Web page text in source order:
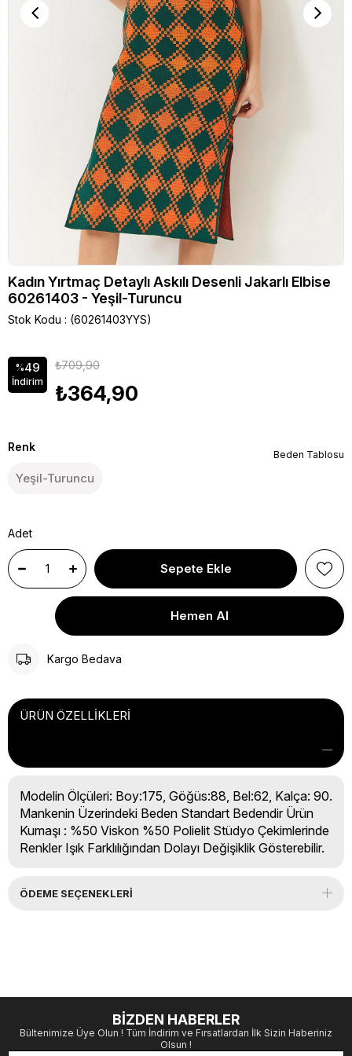
Kadın Yırtmaç Detaylı Askılı Desenli Jakarlı Elbise
60261403 - Yeşil-Turuncu
Stok Kodu (60261403YYS)
%49
İndirim
₺709,90
₺364,90
Renk
Yeşil-Turuncu
Beden Tablosu
Adet
Kargo Bedava
ÜRÜN ÖZELLIKLERI
Modelin Ölçüleri: Boy:175, Göğüs:88, Bel:62, Kalça: 90.
Mankenin Üzerindeki Beden Standart Bedendir Ürün
Kumaşı : %50 Viskon %50 Polielit Stüdyo Çekimlerinde
Renkler Işık Farklılığından Dolayı Değişiklik Gösterebilir.
ÖDEME SEÇENEKLERI
BİZDEN HABERLER
Bültenimize Üye Olun ! Tüm İndirim ve Fırsatlardan İlk Sizin Haberiniz
Olsun !